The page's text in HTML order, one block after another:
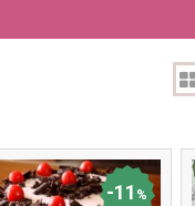
11%